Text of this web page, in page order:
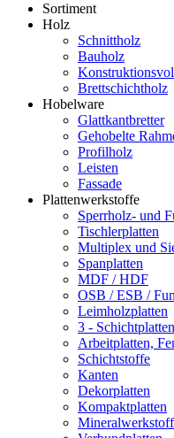
Sortiment
Holz
Schnittholz
Bauholz
Brettschichtholz
Hobelware
Glattkantbretter
Gehobelte
Profilholz
Leisten
Fassade
Plattenwerkstoffe
Sperrholz- und
Tischlerplatten
Multiplex und
Spanplatten
MDF / HDF
OSB / ESB /
Leimholzplatten
3 - Schichtplatten
Arbeitplatten,
Schichtstoffe
Kanten
Dekorplatten
Kompaktplatten